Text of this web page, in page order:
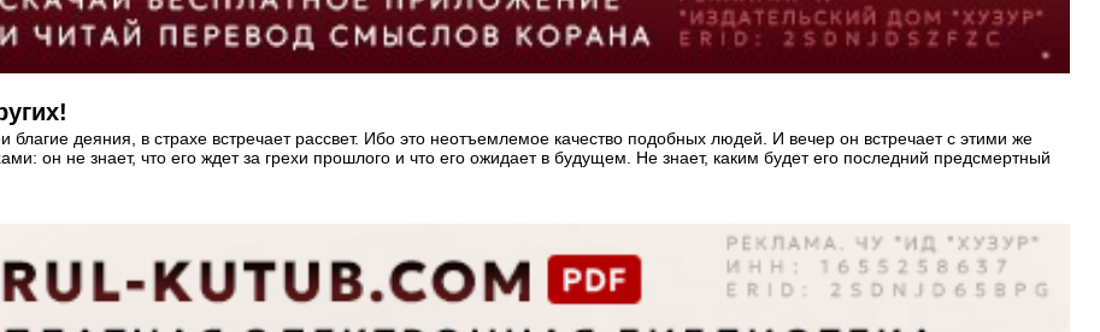
деяния, в страхе встречает рассвет. Ибо это неотъемлемое качество подобных людей. И вечер он встречает с этими же
он не знает, что его ждет за грехи прошлого и что его ожидает в будущем. Не знает, каким будет его последний предсмертный